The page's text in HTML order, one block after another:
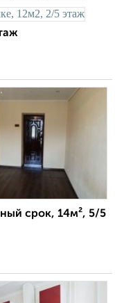
срок, 14м², 5/5